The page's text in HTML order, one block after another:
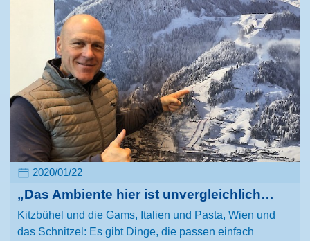
2020/01/22
„Das Ambiente hier ist unvergleichlich…
Kitzbühel und die Gams, Italien und Pasta, Wien und
das Schnitzel: Es gibt Dinge, die passen einfach